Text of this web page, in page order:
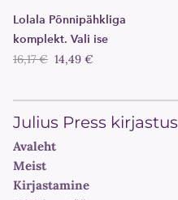
Lolala Põnnipähkliga
komplekt. Vali ise
16,17 € 14,49 €
Julius Press kirjastus
Avaleht
Meist
Kirjastamine